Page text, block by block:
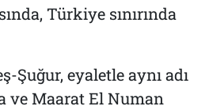
Türkiye sınırında
Şuğur, eyaletle aynı adı
ve Maarat El Numan